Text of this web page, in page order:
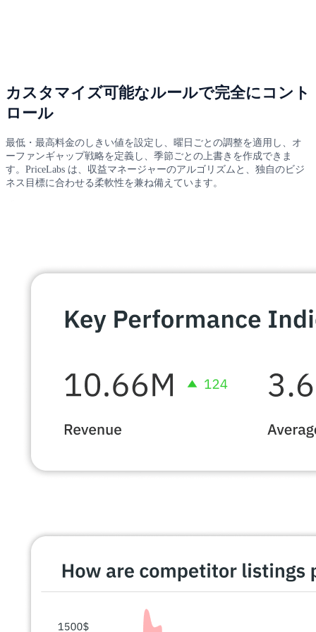
カスタマイズ可能なルールで完全にコント
ロール
最低・最高料金のしきい値を設定し、曜日ごとの調整を適用し、オ
ーファンギャップ戦略を定義し、季節ごとの上書きを作成できま
す。PriceLabs は、収益マネージャーのアルゴリズムと、独自のビジ
ネス目標に合わせる柔軟性を兼ね備えています。